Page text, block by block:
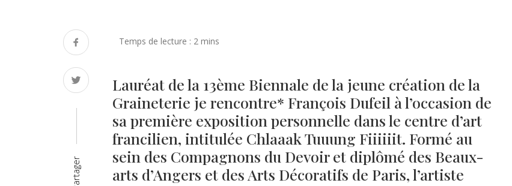
Partager
Lauréat de la 13ème Biennale de la jeune création de la
Graineterie je rencontre* François Dufeil à l’occasion de
sa première exposition personnelle dans le centre d’art
francilien, intitulée Chlaaak Tuuung Fiiiiiit. Formé au
sein des Compagnons du Devoir et diplômé des Beaux-
arts d’Angers et des Arts Décoratifs de Paris, l’artiste
Né un 2 juillet : André Kertész
Né un 1er juillet :